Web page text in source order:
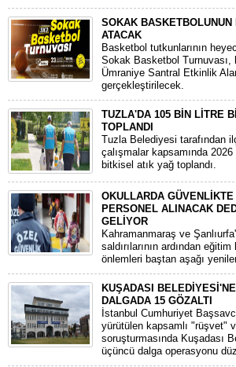
SOKAK BASKETBOLUNUN
ATACAK
Basketbol tutkunlarının
Sokak Basketbol Turnuvası,
Ümraniye Santral Etkinlik
gerçekleştirilecek.
TUZLA'DA 105 BİN LİTRE
TOPLANDI
Tuzla Belediyesi tarafından
çalışmalar kapsamında 2026
bitkisel atık yağ toplandı.
OKULLARDA
PERSONEL ALINACAK
GELİYOR
​Kahramanmaraş ve
saldırılarının ardından
önlemleri baştan aşağı
KUŞADASI
DALGADA 15 GÖZALTI
​İstanbul Cumhuriyet
yürütülen kapsamlı "rüşvet"
soruşturmasında Kuşadası
üçüncü dalga operasyonu